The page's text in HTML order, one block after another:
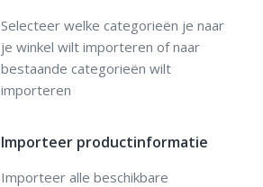
Selecteer welke categorieën je naar
je winkel wilt importeren of naar
bestaande categorieën wilt
importeren
Importeer productinformatie
Importeer alle beschikbare